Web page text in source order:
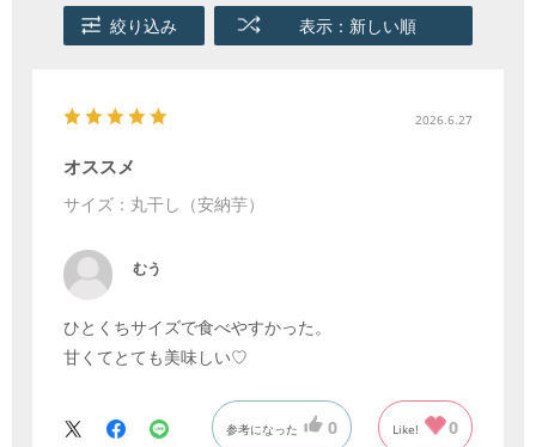
絞り込み 表示：新しい順
2026.6.27
オススメ
サイズ：丸干し（安納芋）
むう
ひとくちサイズで食べやすかった。
甘くてとても美味しい♡
参考になった 0 Like! 0